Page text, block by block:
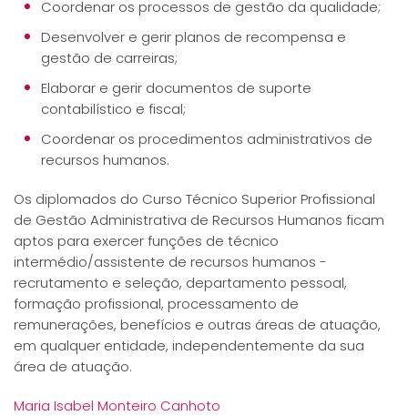
Coordenar os processos de gestão da qualidade;
Desenvolver e gerir planos de recompensa e
gestão de carreiras;
Elaborar e gerir documentos de suporte
contabilístico e fiscal;
Coordenar os procedimentos administrativos de
recursos humanos.
Os diplomados do Curso Técnico Superior Profissional
de Gestão Administrativa de Recursos Humanos ficam
aptos para exercer funções de técnico
intermédio/assistente de recursos humanos -
recrutamento e seleção, departamento pessoal,
formação profissional, processamento de
remunerações, benefícios e outras áreas de atuação,
em qualquer entidade, independentemente da sua
área de atuação.
Maria Isabel Monteiro Canhoto